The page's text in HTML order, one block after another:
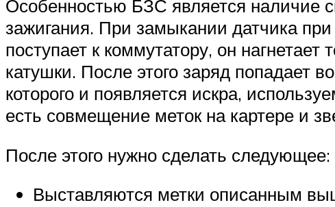
Особенностью БЗС является наличие
зажигания. При замыкании датчика
поступает к коммутатору, он
катушки. После этого заряд попадает
которого и появляется искра,
есть совмещение меток на картере и
После этого нужно сделать следующее:
Выставляются метки описанным